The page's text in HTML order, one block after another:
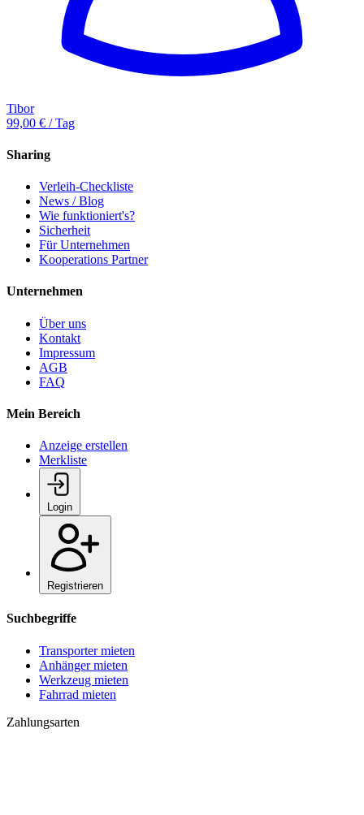
Tibor
99,00 € / Tag
Sharing
Verleih-Checkliste
News / Blog
Wie funktioniert's?
Sicherheit
Für Unternehmen
Kooperations Partner
Unternehmen
Über uns
Kontakt
Impressum
AGB
FAQ
Mein Bereich
Anzeige erstellen
Merkliste
Login
Registrieren
Suchbegriffe
Transporter mieten
Anhänger mieten
Werkzeug mieten
Fahrrad mieten
Zahlungsarten